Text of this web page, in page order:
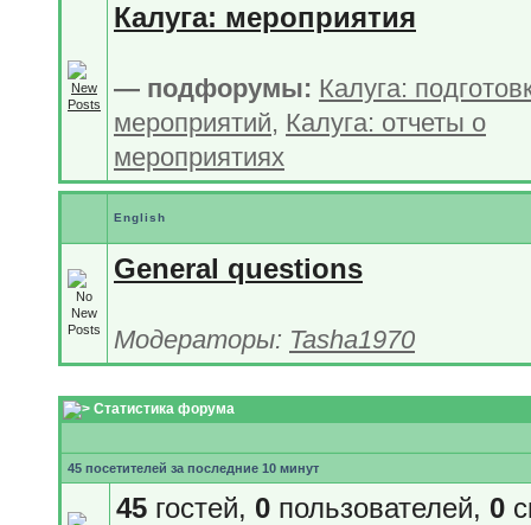
Калуга: мероприятия
— подфорумы: Калуга:
мероприятий, Калуга: отчеты о
мероприятиях
English
General questions
Модераторы: Tasha1970
Статистика форума
45 посетителей за последние 10 минут
45 гостей, 0 пользователей, 0